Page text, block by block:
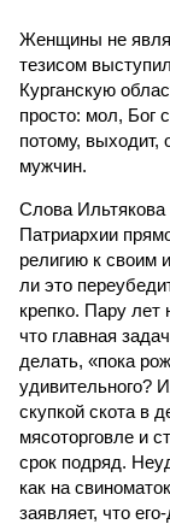
Женщины не
тезисом
Курганскую
просто: мол, Бог
потому, выходит,
мужчин.
Слова
Патриархии
религию к своим
ли это
крепко. Пару лет
что главная
делать, «пока
удивительного?
скупкой скота в
мясоторговле и
срок подряд.
как на
заявляет, что